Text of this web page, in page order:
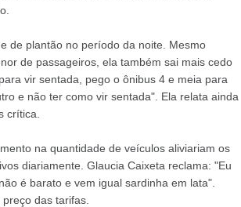
de plantão no período da noite. Mesmo
de passageiros, ela também sai mais cedo
vir sentada, pego o ônibus 4 e meia para
e não ter como vir sentada". Ela relata ainda
crítica.
na quantidade de veículos aliviariam os
diariamente. Glaucia Caixeta reclama: "Eu
é barato e vem igual sardinha em lata".
das tarifas.